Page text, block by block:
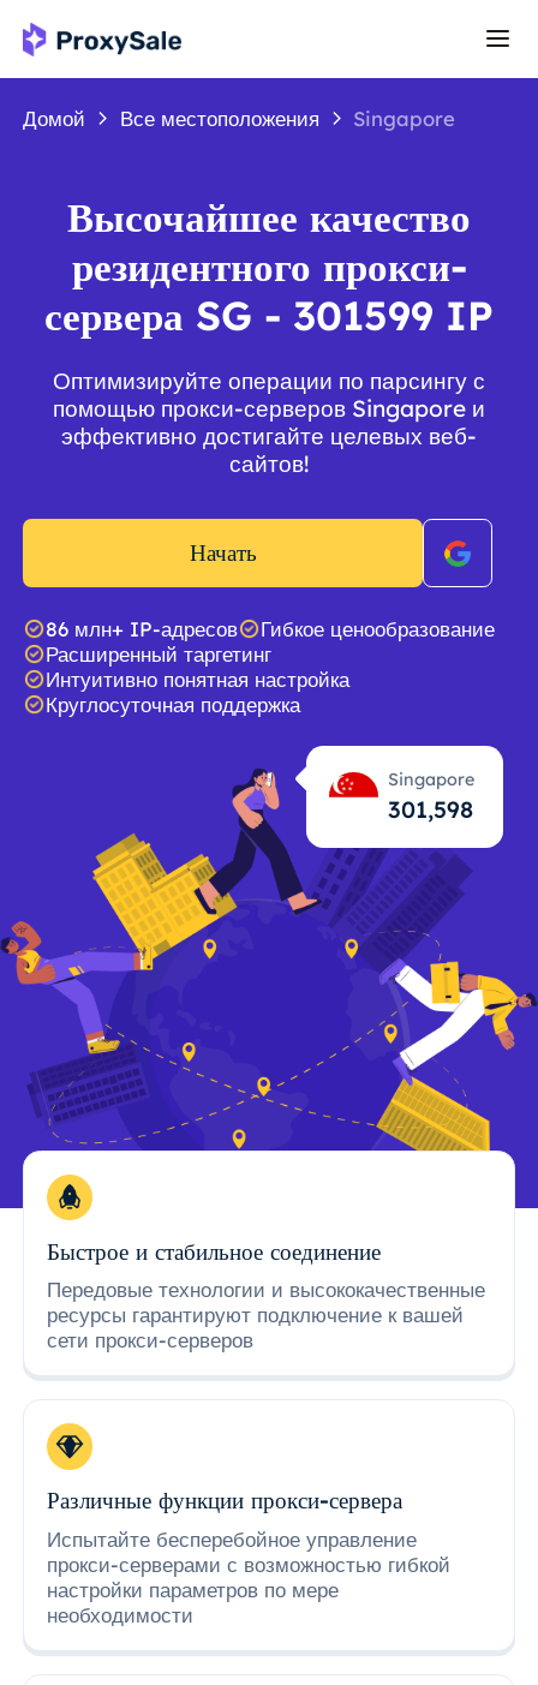
Домой Все местоположения Singapore
Высочайшее качество
резидентного прокси-
сервера SG - 301599 IP
Оптимизируйте операции по парсингу с
помощью прокси-серверов Singapore и
эффективно достигайте целевых веб-
сайтов!
Начать
86 млн+ IP-адресов
Гибкое ценообразование
Расширенный таргетинг
Интуитивно понятная настройка
Круглосуточная поддержка
Singapore
301,599
Быстрое и стабильное соединение
Передовые технологии и высококачественные
ресурсы гарантируют подключение к вашей
сети прокси-серверов
Различные функции прокси-сервера
Испытайте бесперебойное управление
прокси-серверами с возможностью гибкой
настройки параметров по мере
необходимости